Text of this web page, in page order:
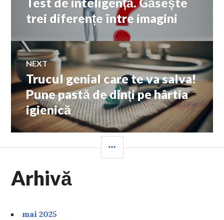
în
articole
post:
trei diferențe între imagini
NEXT
Next
post:
Trucul genial care te va salva!
Pune pastă de dinți pe hârtia
igienică
Arhivă
mai 2025